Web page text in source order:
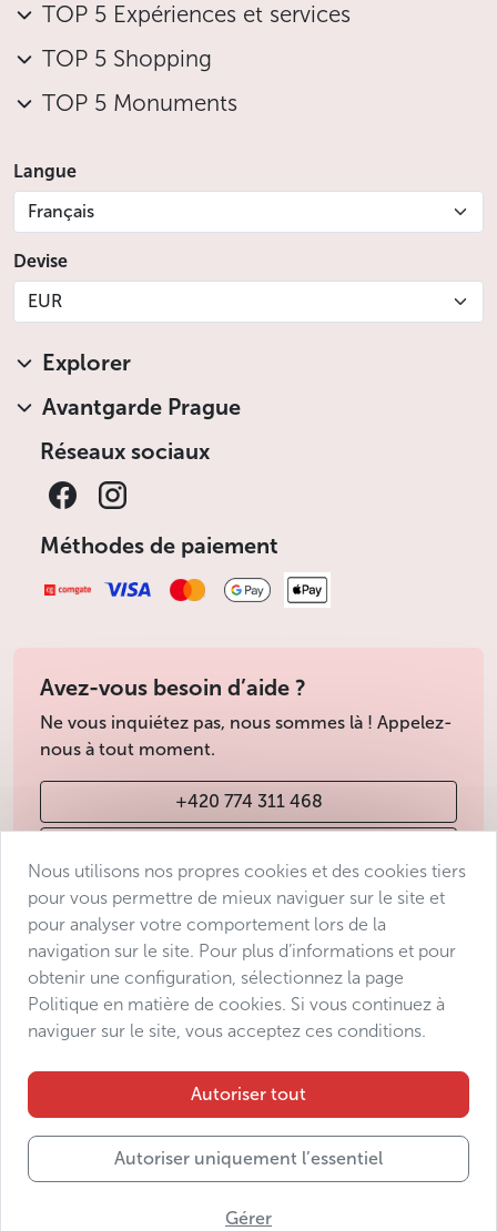
TOP 5 Expériences et services
TOP 5 Shopping
TOP 5 Monuments
Langue
Français
Devise
EUR
Explorer
Avantgarde Prague
Réseaux sociaux
Méthodes de paiement
Avez-vous besoin d’aide ?
Ne vous inquiétez pas, nous sommes là ! Appelez-
nous à tout moment.
+420 774 311 468
Conditions de vente
Protection des données
Déclaration d’accessibilité
Manage consent
Nous utilisons nos propres cookies et des cookies tiers
pour vous permettre de mieux naviguer sur le site et
pour analyser votre comportement lors de la
navigation sur le site. Pour plus d’informations et pour
obtenir une configuration, sélectionnez la page
Politique en matière de cookies. Si vous continuez à
naviguer sur le site, vous acceptez ces conditions.
Autoriser tout
Autoriser uniquement l’essentiel
Gérer